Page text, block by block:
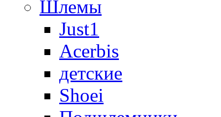
Шлемы
Just1
Acerbis
детские
Shoei